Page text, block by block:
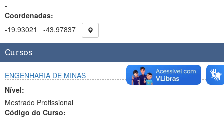
-
Coordenadas:
-19.93021
-43.97837
Cursos
ENGENHARIA DE MINAS
Nível:
Mestrado Profissional
Código do Curso: